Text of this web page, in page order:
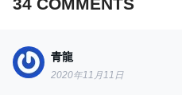
34COMMENTS
青龍
2020年11月11日